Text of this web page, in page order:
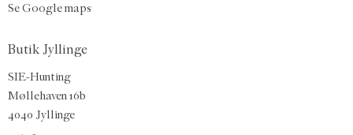
Se Google maps
Butik Jyllinge
SIE-Hunting
Møllehaven 16b
4040 Jyllinge